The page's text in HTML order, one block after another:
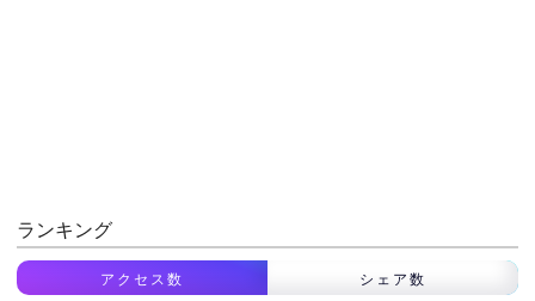
ランキング
アクセス数 シェア数